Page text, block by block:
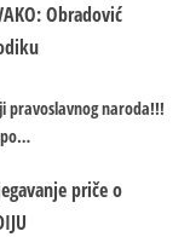
Obradović
pravoslavnog naroda!!!
po…
priče o